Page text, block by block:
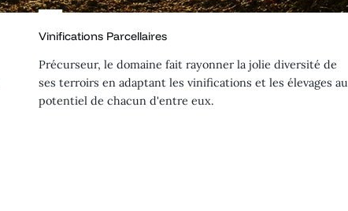
Vinifications Parcellaires
Précurseur, le domaine fait rayonner la jolie diversité de
ses terroirs en adaptant les vinifications et les élevages au
potentiel de chacun d'entre eux.